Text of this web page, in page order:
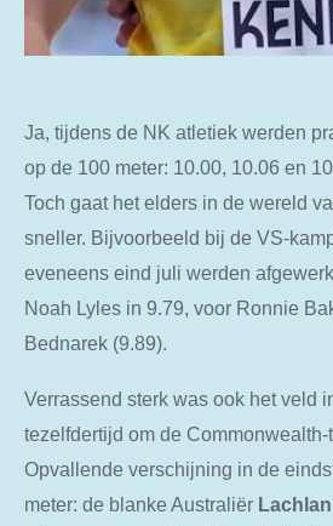
Ja, tijdens de NK atletiek werden
op de 100 meter: 10.00, 10.06 en
Toch gaat het elders in de wereld
sneller. Bijvoorbeeld bij de VS-
eveneens eind juli werden
Noah Lyles in 9.79, voor Ronnie
Bednarek (9.89).
Verrassend sterk was ook het veld
tezelfdertijd om de
Opvallende verschijning in de
meter: de blanke Australiër